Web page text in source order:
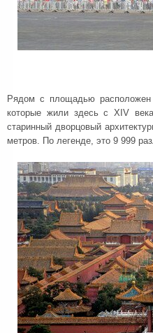
Рядом с площадью расположен
которые жили здесь с XIV
старинный дворцовый
метров. По легенде, это 9 999